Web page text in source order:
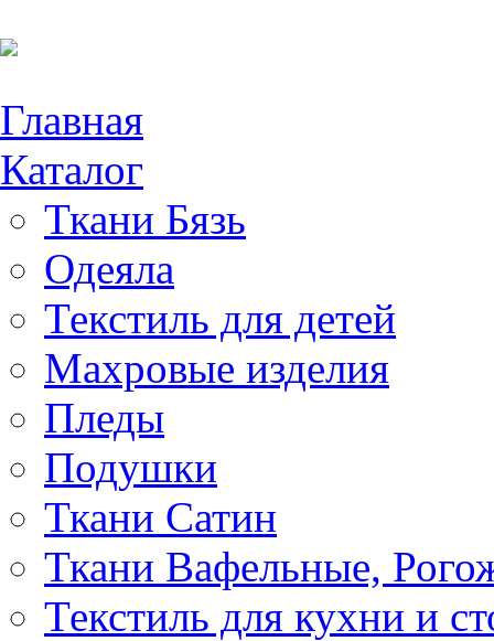
Главная
Каталог
Ткани Бязь
Одеяла
Текстиль для детей
Махровые изделия
Пледы
Подушки
Ткани Сатин
Ткани Вафельные,
Текстиль для кухни и